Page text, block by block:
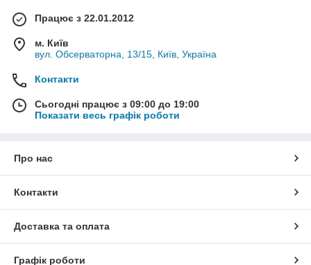
Працює з 22.01.2012
м. Київ
вул. Обсерваторна, 13/15, Київ, Україна
Контакти
Сьогодні працює з 09:00 до 19:00
Показати весь графік роботи
Про нас
Контакти
Доставка та оплата
Графік роботи